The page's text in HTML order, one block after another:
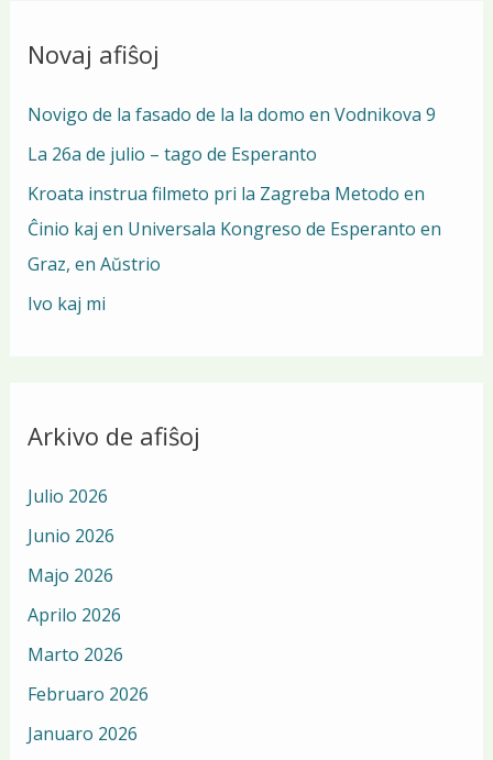
c
f
o
r
:
Novaj afiŝoj
Novigo de la fasado de la la domo en Vodnikova 9
La 26a de julio – tago de Esperanto
Kroata instrua filmeto pri la Zagreba Metodo en
Ĉinio kaj en Universala Kongreso de Esperanto en
Graz, en Aŭstrio
Ivo kaj mi
Arkivo de afiŝoj
Julio 2026
Junio 2026
Majo 2026
Aprilo 2026
Marto 2026
Februaro 2026
Januaro 2026